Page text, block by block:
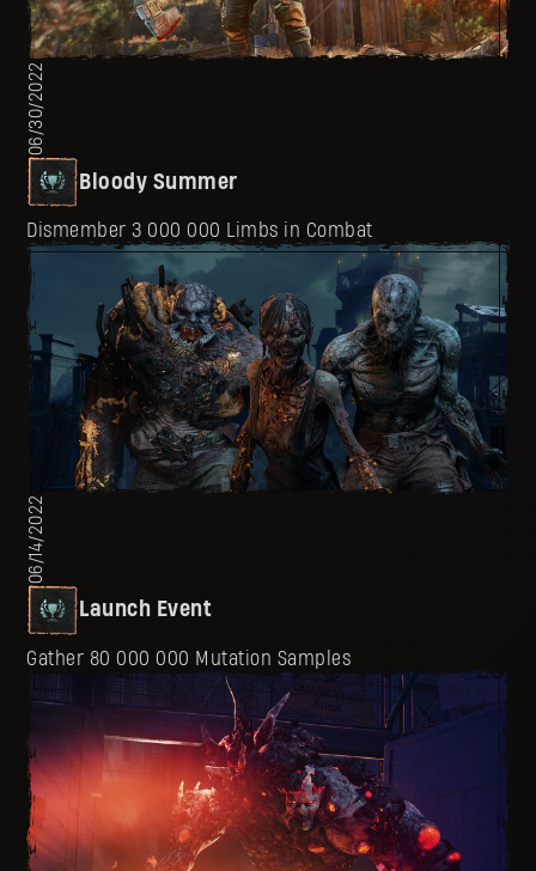
06/30/2022
Bloody Summer
Dismember 3 000 000 Limbs in Combat
06/14/2022
Launch Event
Gather 80 000 000 Mutation Samples